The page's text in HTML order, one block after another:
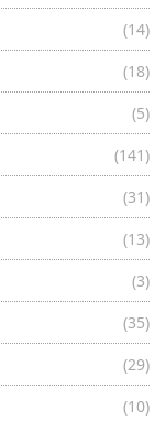
(14)
(18)
(5)
(141)
(31)
(13)
(3)
(35)
(29)
(10)